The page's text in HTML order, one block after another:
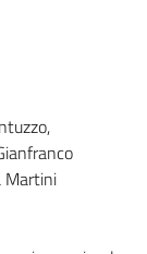
Martini